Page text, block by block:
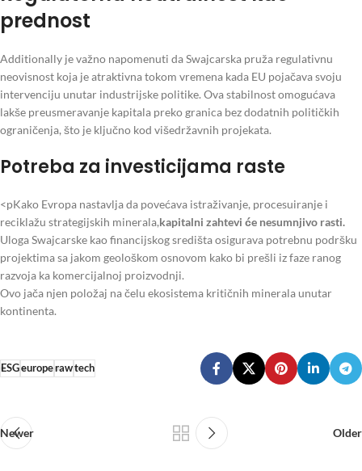
prednost
Additionally je važno napomenuti da Swajcarska pruža regulativnu
neovisnost koja je atraktivna tokom vremena kada EU pojačava svoju
intervenciju unutar industrijske politike. Ova stabilnost omogućava
lakše preusmeravanje kapitala preko granica bez dodatnih političkih
ograničenja, što je ključno kod višedržavnih projekata.
Potreba za investicijama raste
<pKako Evropa nastavlja da povećava istraživanje, procesuiranje i
reciklažu strategijskih minerala,kapitalni zahtevi će nesumnjivo rasti.
Uloga Swajcarske kao financijskog središta osigurava potrebnu podršku
projektima sa jakom geološkom osnovom kako bi prešli iz faze ranog
razvoja ka komercijalnoj proizvodnji.
Ovo jača njen položaj na čelu ekosistema kritičnih minerala unutar
kontinenta.
ESGeuroperawtech
Newer Older